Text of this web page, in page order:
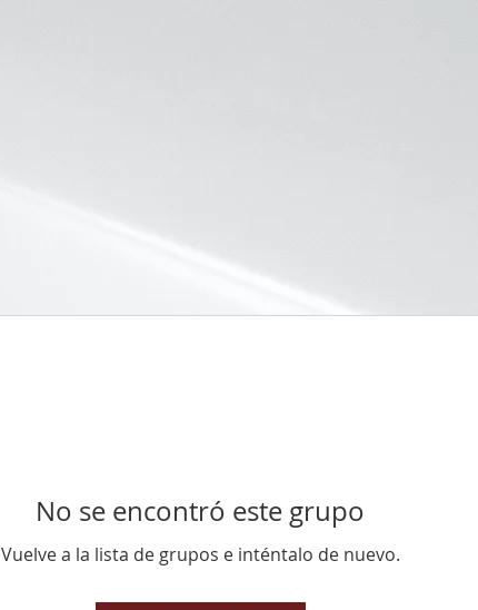
No se encontró este grupo
Vuelve a la lista de grupos e inténtalo de nuevo.